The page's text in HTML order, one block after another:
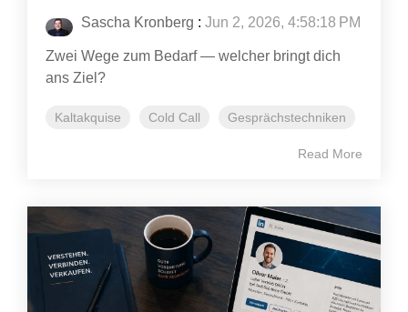
Sascha Kronberg : Jun 2, 2026, 4:58:18 PM
Zwei Wege zum Bedarf — welcher bringt dich
ans Ziel?
Kaltakquise Cold Call Gesprächstechniken
Read More